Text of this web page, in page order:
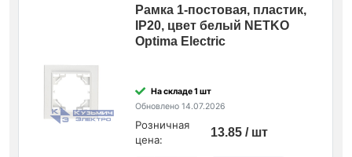
Рамка 1-постовая, пластик,
IP20, цвет белый NETKO
Optima Electric
На складе 1 шт
Обновлено 14.07.2026
Розничная
цена:
13.85 / шт